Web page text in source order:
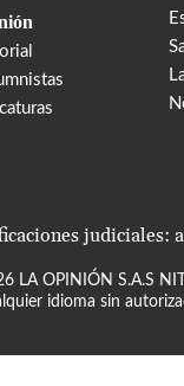
judiciales:
LA OPINIÓN S.A.S
idioma sin